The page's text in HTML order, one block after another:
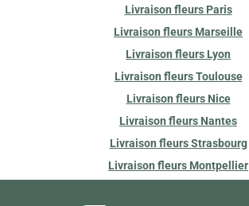
Livraison fleurs Paris
Livraison fleurs Marseille
Livraison fleurs Lyon
Livraison fleurs Toulouse
Livraison fleurs Nice
Livraison fleurs Nantes
Livraison fleurs Strasbourg
Livraison fleurs Montpellier